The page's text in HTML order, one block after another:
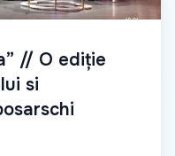
// O ediție
si